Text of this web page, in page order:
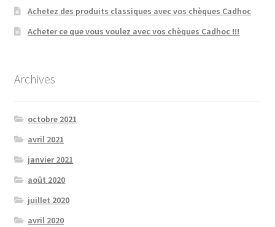
Achetez des produits classiques avec vos chèques Cadhoc
Acheter ce que vous voulez avec vos chèques Cadhoc !!!
Archives
octobre 2021
avril 2021
janvier 2021
août 2020
juillet 2020
avril 2020